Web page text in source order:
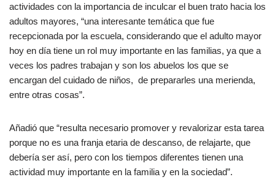
actividades con la importancia de inculcar el buen trato hacia los
adultos mayores, “una interesante temática que fue
recepcionada por la escuela, considerando que el adulto mayor
hoy en día tiene un rol muy importante en las familias, ya que a
veces los padres trabajan y son los abuelos los que se
encargan del cuidado de niños, de prepararles una merienda,
entre otras cosas”.
Añadió que “resulta necesario promover y revalorizar esta tarea
porque no es una franja etaria de descanso, de relajarte, que
debería ser así, pero con los tiempos diferentes tienen una
actividad muy importante en la familia y en la sociedad”.